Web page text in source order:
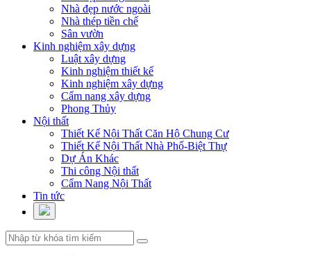
Nhà đẹp nước ngoài
Nhà thép tiền chế
Sân vườn
Kinh nghiệm xây dựng
Luật xây dựng
Kinh nghiệm thiết kế
Kinh nghiệm xây dựng
Cẩm nang xây dựng
Phong Thủy
Nội thất
Thiết Kế Nội Thất Căn Hộ Chung Cư
Thiết Kế Nội Thất Nhà Phố-Biệt Thự
Dự Án Khác
Thi công Nội thất
Cẩm Nang Nội Thất
Tin tức